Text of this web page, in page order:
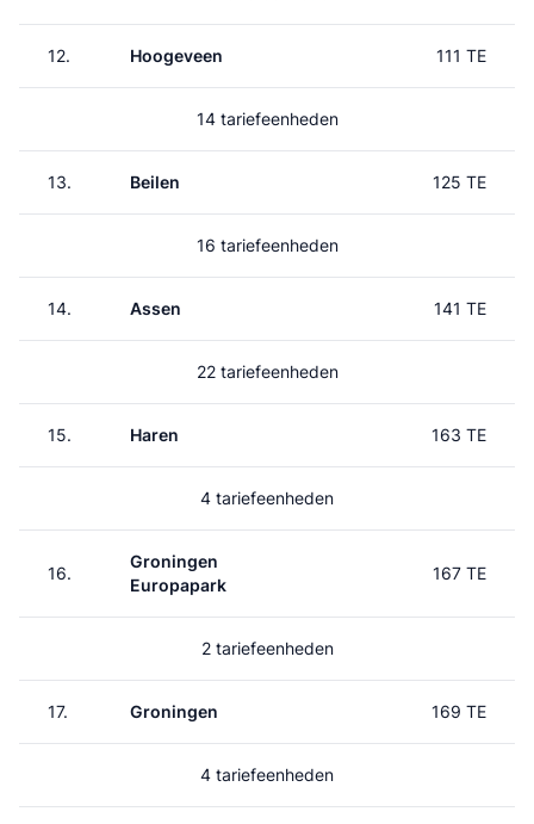
12. Hoogeveen 111 TE
14 tariefeenheden
13. Beilen 125 TE
16 tariefeenheden
14. Assen 141 TE
22 tariefeenheden
15. Haren 163 TE
4 tariefeenheden
16.
Groningen
Europapark
167 TE
2 tariefeenheden
17. Groningen 169 TE
4 tariefeenheden